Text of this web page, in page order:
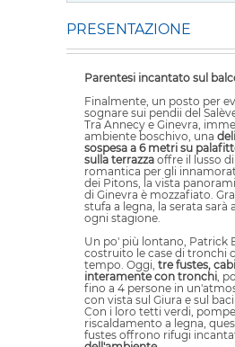
PRESENTAZIONE
Parentesi incantato sul
Finalmente, un posto per
sognare sui pendii del
Tra Annecy e Ginevra,
ambiente boschivo, una
sospesa a 6 metri su
sulla terrazza offre il lusso
romantica per gli
dei Pitons, la vista
di Ginevra è mozzafiato.
stufa a legna, la serata sarà
ogni stagione.
Un po' più lontano, Patrick
costruito le case di tronchi
tempo. Oggi, tre fustes,
interamente con tronchi,
fino a 4 persone in
con vista sul Giura e sul
Con i loro tetti verdi,
riscaldamento a legna,
fustes offrono rifugi